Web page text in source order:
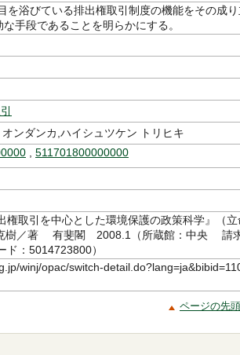
を浴びている排出権取引制度の機能をその成
手段であることを明らかにする。
ンダンカ,ハイシュツケン トリヒキ
511701800000000
権取引を中心とした環境保護の政策科学』（立
樹／著 有斐閣 2008.1（所蔵館：中央 請
：5014723800）
winj/opac/switch-
ページの先